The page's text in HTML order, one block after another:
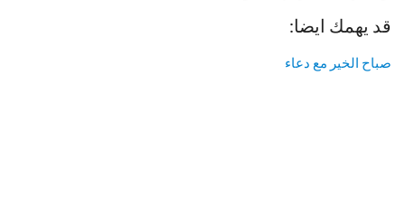
قد يهمك ايضا:
صباح الخير مع دعاء